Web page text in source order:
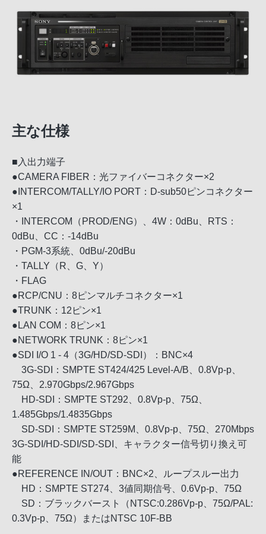
主な仕様
■入出力端子
●CAMERA FIBER：光ファイバーコネクター×2
●INTERCOM/TALLY/IO PORT：D-sub50ピンコネクター
×1
・INTERCOM（PROD/ENG）、4W：0dBu、RTS：
0dBu、CC：-14dBu
・PGM-3系統、0dBu/-20dBu
・TALLY（R、G、Y）
・FLAG
●RCP/CNU：8ピンマルチコネクター×1
●TRUNK：12ピン×1
●LAN COM：8ピン×1
●NETWORK TRUNK：8ピン×1
●SDI I/O 1 - 4（3G/HD/SD-SDI）：BNC×4
3G-SDI：SMPTE ST424/425 Level-A/B、0.8Vp-p、
75Ω、2.970Gbps/2.967Gbps
HD-SDI：SMPTE ST292、0.8Vp-p、75Ω、
1.485Gbps/1.4835Gbps
SD-SDI：SMPTE ST259M、0.8Vp-p、75Ω、270Mbps
3G-SDI/HD-SDI/SD-SDI、キャラクター信号切り換え可
能
●REFERENCE IN/OUT：BNC×2、ループスルー出力
HD：SMPTE ST274、3値同期信号、0.6Vp-p、75Ω
SD：ブラックバースト（NTSC:0.286Vp-p、75Ω/PAL:
0.3Vp-p、75Ω）またはNTSC 10F-BB